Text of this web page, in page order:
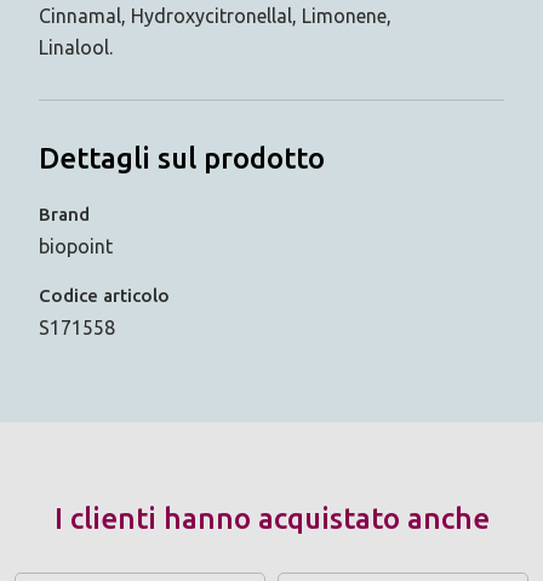
Cinnamal, Hydroxycitronellal, Limonene,
Linalool.
Dettagli sul prodotto
Brand
biopoint
Codice articolo
S171558
I clienti hanno acquistato anche